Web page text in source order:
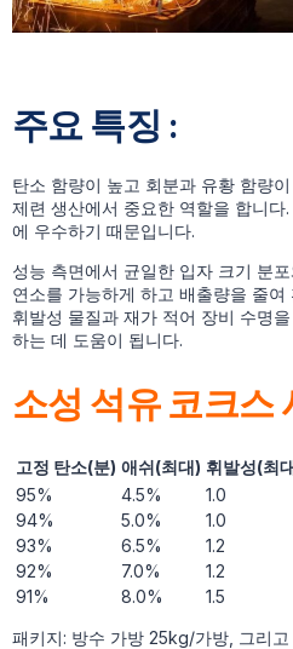
주요 특징 :
탄소 함량이 높고 회분과 유황 함량
제련 생산에서 중요한 역할을 합니다
에 우수하기 때문입니다.
성능 측면에서 균일한 입자 크기 분
연소를 가능하게 하고 배출량을 줄
휘발성 물질과 재가 적어 장비 수명
하는 데 도움이 됩니다.
소성 석유 코크스
고정 탄소(분) 애쉬(최대) 휘발성(최
95%
4.5% 1.0
94%
5.0% 1.0
93%
6.5% 1.2
92%
7.0% 1.2
91%
8.0% 1.5
패키지: 방수 가방 25kg/가방, 그리